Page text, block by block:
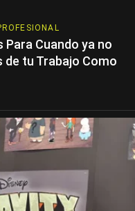
Para Cuando ya no
de tu Trabajo Como